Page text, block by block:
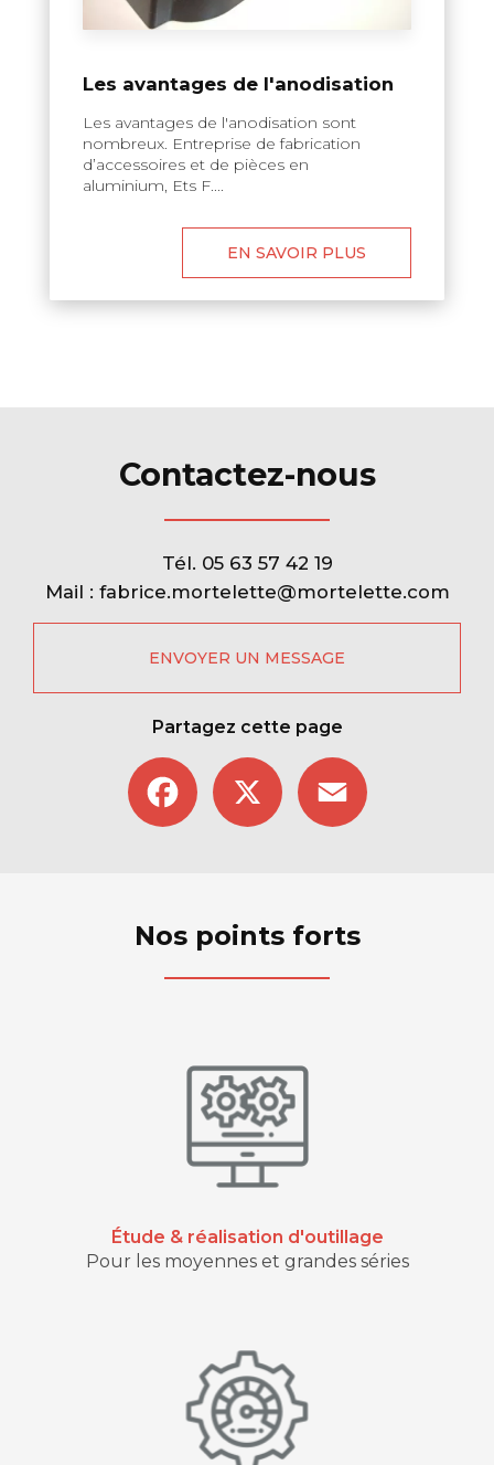
Les avantages de l'anodisation
Les avantages de l'anodisation sont
nombreux. Entreprise de fabrication
d’accessoires et de pièces en
aluminium, Ets F....
EN SAVOIR PLUS
Contactez-nous
Tél. 05 63 57 42 19
Mail : fabrice.mortelette@mortelette.com
ENVOYER UN MESSAGE
Partagez cette page
Facebook
Nos points forts
Étude & réalisation d'outillage
Pour les moyennes et grandes séries